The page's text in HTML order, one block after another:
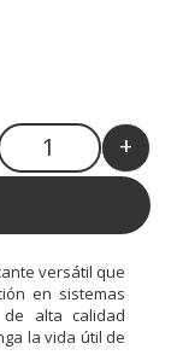
Quantity +
versátil que
en sistemas
alta calidad
la vida útil de